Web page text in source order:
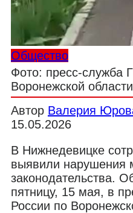
Общество
Фото: пресс-служба
Воронежской области
Автор Валерия
15.05.2026
В Нижнедевицке
выявили нарушения
законодательства.
пятницу, 15 мая, в
России по